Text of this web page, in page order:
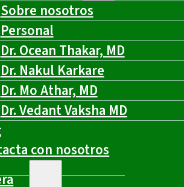
Sobre nosotros
Personal
Dr. Ocean Thakar, MD
Dr. Nakul Karkare
Dr. Mo Athar, MD
Dr. Vedant Vaksha MD
con nosotros